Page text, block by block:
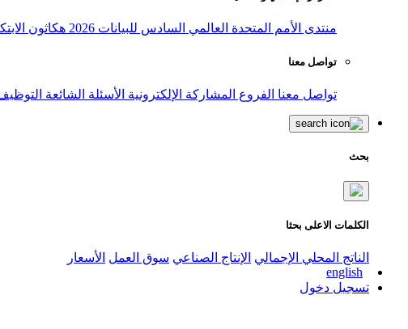
منتدى الأمم المتحدة العالمي السادس للبيانات 2026 هكاثون
تواصل معنا
تواصل معنا الفروع المشاركة الإلكترونية الأسئلة الشائعة
بحث
الكلمات الاعلى بحثا
الناتج المحلي الإجمالي الإنتاج الصناعي سوق العمل الأسعار
english
تسجيل دخول